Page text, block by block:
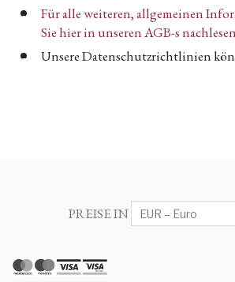
Für alle weiteren, allgemeinen
Sie hier in unseren AGB-s nachlesen
Unsere Datenschutzrichtlinien
PREISE IN